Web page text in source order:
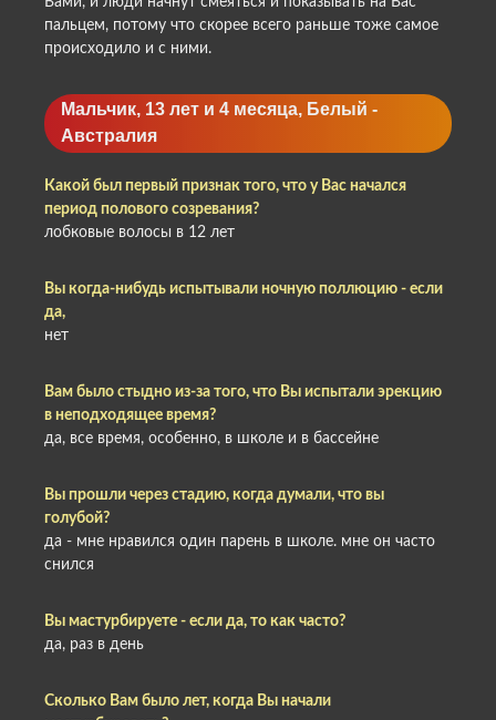
пальцем, потому что скорее всего раньше тоже самое
происходило и с ними.
Мальчик, 13 лет и 4 месяца, Белый -
Австралия
Какой был первый признак того, что у Вас начался
период полового созревания?
лобковые волосы в 12 лет
Вы когда-нибудь испытывали ночную поллюцию - если
да,
нет
Вам было стыдно из-за того, что Вы испытали эрекцию
в неподходящее время?
да, все время, особенно, в школе и в бассейне
Вы прошли через стадию, когда думали, что вы
голубой?
да - мне нравился один парень в школе. мне он часто
снился
Вы мастурбируете - если да, то как часто?
да, раз в день
Сколько Вам было лет, когда Вы начали